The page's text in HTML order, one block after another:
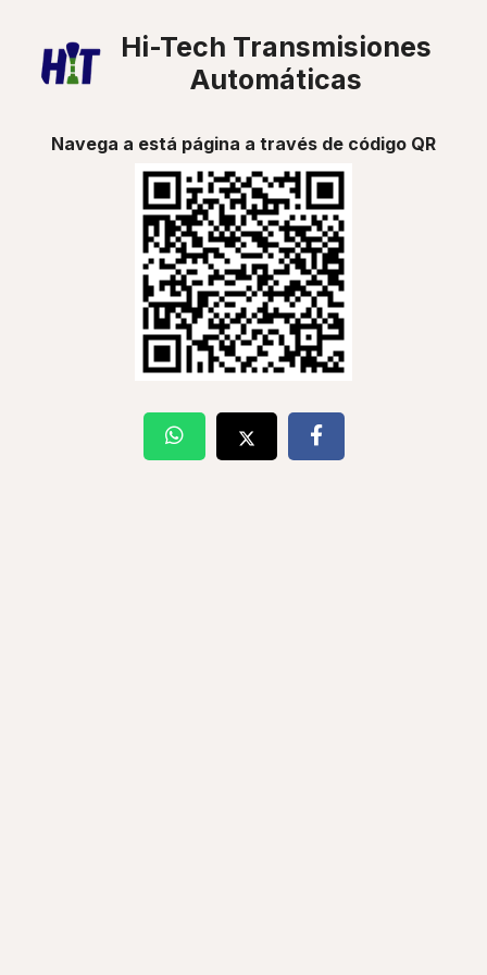
Hi-Tech Transmisiones
Automáticas
Navega a está página a través de código QR